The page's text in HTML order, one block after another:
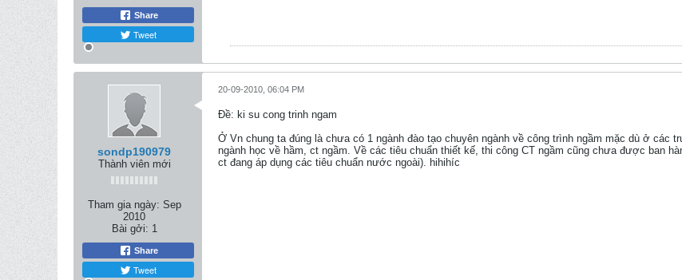
Share
Tweet
sondp190979
Thành viên mới
Tham gia ngày: Sep
2010
Bài gởi: 1
Share
Tweet
20-09-2010, 06:04 PM
Ðề: ki su cong trinh ngam
Ở Vn chung ta đúng là chưa có 1 ngành đào tạo chuyên ngành về công trình ngầm mặc dù ở các
ngành học về hầm, ct ngầm. Về các tiêu chuẩn thiết kế, thi công CT ngầm cũng chưa được ban
ct đang áp dụng các tiêu chuẩn nước ngoài). hihihíc